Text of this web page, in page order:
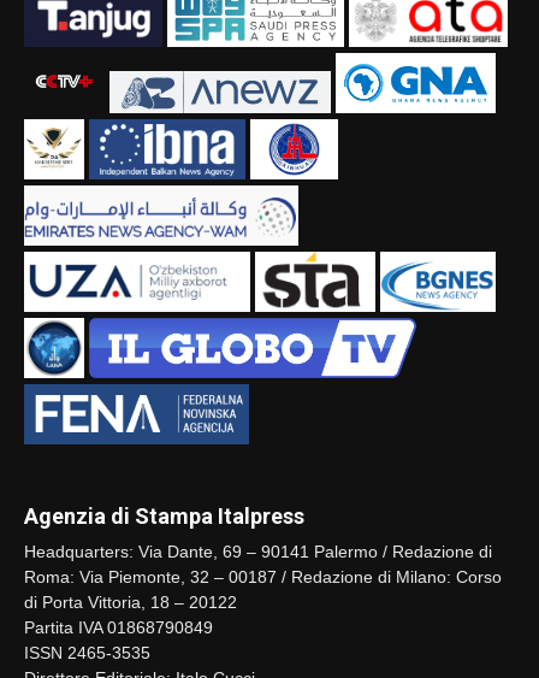
Agenzia di Stampa Italpress
Headquarters: Via Dante, 69 – 90141 Palermo / Redazione di
Roma: Via Piemonte, 32 – 00187 / Redazione di Milano: Corso
di Porta Vittoria, 18 – 20122
Partita IVA 01868790849
ISSN 2465-3535